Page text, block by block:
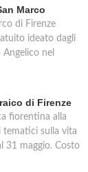
Marco
di Firenze
ideato dagli
nel
di Firenze
fiorentina alla
tematici sulla vita
31 maggio. Costo